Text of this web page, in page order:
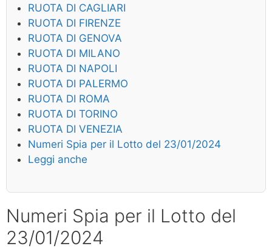
RUOTA DI CAGLIARI
RUOTA DI FIRENZE
RUOTA DI GENOVA
RUOTA DI MILANO
RUOTA DI NAPOLI
RUOTA DI PALERMO
RUOTA DI ROMA
RUOTA DI TORINO
RUOTA DI VENEZIA
Numeri Spia per il Lotto del 23/01/2024
Leggi anche
Numeri Spia per il Lotto del
23/01/2024